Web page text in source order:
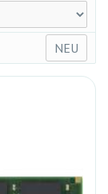
NEU